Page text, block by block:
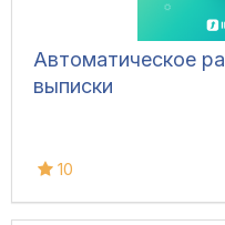
Автоматическое
выписки
10